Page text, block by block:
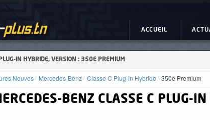
ACCUEIL
IN HYBRIDE, VERSION : 350E PREMIUM
Neuves Mercedes-Benz Classe C Plug-in Hybride 350e Premium
BENZ CLASSE C PLUG-